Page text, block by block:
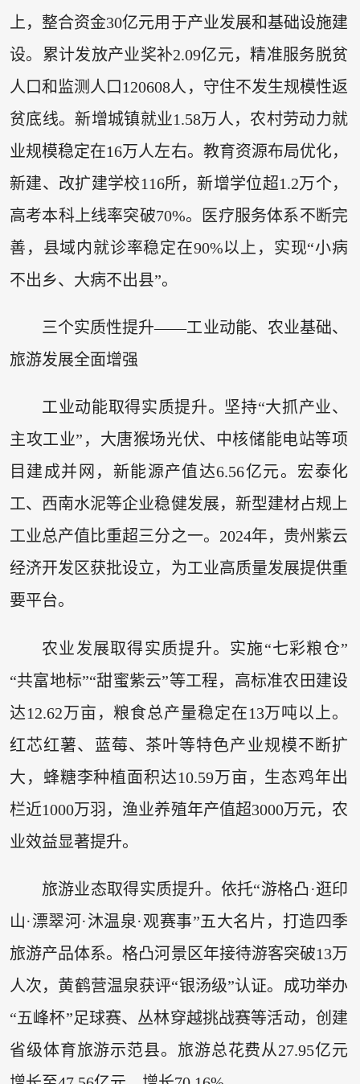
上，整合资金30亿元用于产业发展和基础设施建
设。累计发放产业奖补2.09亿元，精准服务脱贫
人口和监测人口120608人，守住不发生规模性返
贫底线。新增城镇就业1.58万人，农村劳动力就
业规模稳定在16万人左右。教育资源布局优化，
新建、改扩建学校116所，新增学位超1.2万个，
高考本科上线率突破70%。医疗服务体系不断完
善，县域内就诊率稳定在90%以上，实现“小病
不出乡、大病不出县”。
三个实质性提升——工业动能、农业基础、
旅游发展全面增强
工业动能取得实质提升。坚持“大抓产业、
主攻工业”，大唐猴场光伏、中核储能电站等项
目建成并网，新能源产值达6.56亿元。宏泰化
工、西南水泥等企业稳健发展，新型建材占规上
工业总产值比重超三分之一。2024年，贵州紫云
经济开发区获批设立，为工业高质量发展提供重
要平台。
农业发展取得实质提升。实施“七彩粮仓”
“共富地标”“甜蜜紫云”等工程，高标准农田建设
达12.62万亩，粮食总产量稳定在13万吨以上。
红芯红薯、蓝莓、茶叶等特色产业规模不断扩
大，蜂糖李种植面积达10.59万亩，生态鸡年出
栏近1000万羽，渔业养殖年产值超3000万元，农
业效益显著提升。
旅游业态取得实质提升。依托“游格凸·逛印
山·漂翠河·沐温泉·观赛事”五大名片，打造四季
旅游产品体系。格凸河景区年接待游客突破13万
人次，黄鹤营温泉获评“银汤级”认证。成功举办
“五峰杯”足球赛、丛林穿越挑战赛等活动，创建
省级体育旅游示范县。旅游总花费从27.95亿元